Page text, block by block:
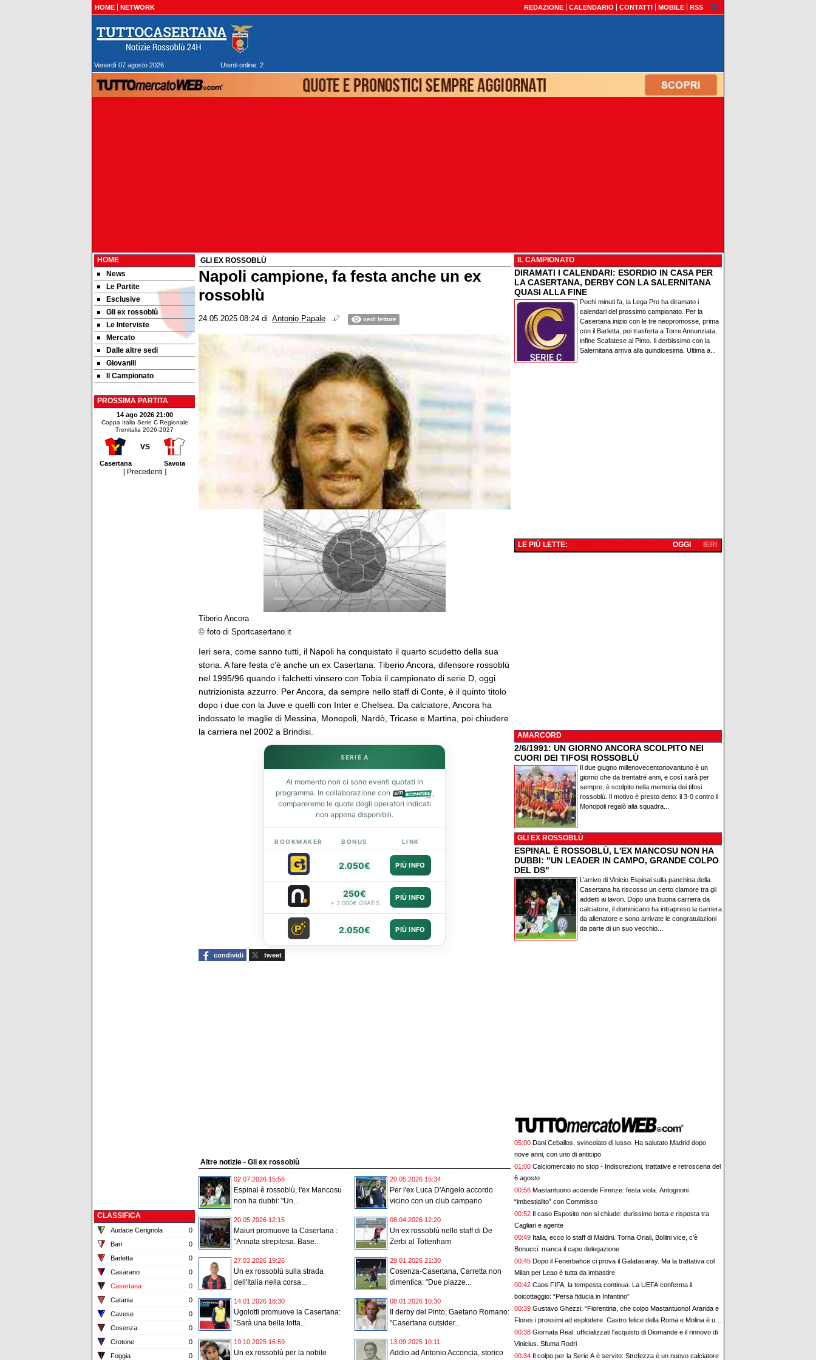
HOME NETWORK REDAZIONE CALENDARIO CONTATTI MOBILE RSS
Venerdì 07 agosto 2026 Utenti online: 2
HOME
News
Le Partite
Esclusive
Gli ex rossoblù
Le Interviste
Mercato
Dalle altre sedi
Giovanili
Il Campionato
PROSSIMA PARTITA
14 ago 2026 21:00
Coppa Italia Serie C Regionale
Trenitalia 2026-2027
VS
Casertana Savoia
[ Precedenti ]
CLASSIFICA
Audace Cerignola
0
Bari
0
Barletta
0
Casarano
0
Casertana
0
Catania
0
Cavese
0
Cosenza
0
Crotone
0
Foggia
0
GLI EX ROSSOBLÙ
Napoli campione, fa festa anche un ex
rossoblù
24.05.2025 08:24 di Antonio Papale vedi letture
Tiberio Ancora
© foto di Sportcasertano.it
Ieri sera, come sanno tutti, il Napoli ha conquistato il quarto scudetto della sua
storia. A fare festa c'è anche un ex Casertana: Tiberio Ancora, difensore rossoblù
nel 1995/96 quando i falchetti vinsero con Tobia il campionato di serie D, oggi
nutrizionista azzurro. Per Ancora, da sempre nello staff di Conte, è il quinto titolo
dopo i due con la Juve e quelli con Inter e Chelsea. Da calciatore, Ancora ha
indossato le maglie di Messina, Monopoli, Nardò, Tricase e Martina, poi chiudere
la carriera nel 2002 a Brindisi.
SERIE A
Al momento non ci sono eventi quotati in
programma. In collaborazione con
,
compareremo le quote degli operatori indicati
non appena disponibili.
BOOKMAKER BONUS LINK
2.050€ PIÙ INFO
250€
+ 2.000€ GRATIS
PIÙ INFO
2.050€ PIÙ INFO
condividi tweet
Altre notizie - Gli ex rossoblù
02.07.2026 15:56
Espinal è rossoblù, l'ex Mancosu
non ha dubbi: "Un...
20.05.2026 15:34
Per l'ex Luca D'Angelo accordo
vicino con un club campano
20.05.2026 12:15
Maiuri promuove la Casertana :
"Annata strepitosa. Base...
08.04.2026 12:20
Un ex rossoblù nello staff di De
Zerbi al Tottenham
27.03.2026 19:26
Un ex rossoblù sulla strada
dell'Italia nella corsa...
29.01.2026 21:30
Cosenza-Casertana, Carretta non
dimentica: "Due piazze...
14.01.2026 18:30
Ugolotti promuove la Casertana:
"Sarà una bella lotta...
08.01.2026 10:30
Il derby del Pinto, Gaetano Romano:
"Casertana outsider...
19.10.2025 16:59
Un ex rossoblù per la nobile
13.09.2025 10:11
Addio ad Antonio Acconcia, storico
IL CAMPIONATO
DIRAMATI I CALENDARI: ESORDIO IN CASA PER
LA CASERTANA, DERBY CON LA SALERNITANA
QUASI ALLA FINE
Pochi minuti fa, la Lega Pro ha diramato i
calendari del prossimo campionato. Per la
Casertana inizio con le tre neopromosse, prima
con il Barletta, poi trasferta a Torre Annunziata,
infine Scafatese al Pinto. Il derbissimo con la
Salernitana arriva alla quindicesima. Ultima a...
LE PIÙ LETTE: IERI
OGGI
AMARCORD
2/6/1991: UN GIORNO ANCORA SCOLPITO NEI
CUORI DEI TIFOSI ROSSOBLÙ
Il due giugno millenovecentonovantuno è un
giorno che da trentatré anni, e così sarà per
sempre, è scolpito nella memoria dei tifosi
rossoblù. Il motivo è presto detto: il 3-0 contro il
Monopoli regalò alla squadra...
GLI EX ROSSOBLÙ
ESPINAL È ROSSOBLÙ, L'EX MANCOSU NON HA
DUBBI: "UN LEADER IN CAMPO, GRANDE COLPO
DEL DS"
L’arrivo di Vinicio Espinal sulla panchina della
Casertana ha riscosso un certo clamore tra gli
addetti ai lavori. Dopo una buona carriera da
calciatore, il dominicano ha intrapreso la carriera
da allenatore e sono arrivate le congratulazioni
da parte di un suo vecchio...
05:00 Dani Ceballos, svincolato di lusso. Ha salutato Madrid dopo
nove anni, con uno di anticipo
01:00 Calciomercato no stop - Indiscrezioni, trattative e retroscena del
6 agosto
00:56 Mastantuono accende Firenze: festa viola. Antognoni
“imbestialito” con Commisso
00:52 Il caso Esposito non si chiude: durissimo botta e risposta tra
Cagliari e agente
00:49 Italia, ecco lo staff di Maldini. Torna Oriali, Bollini vice, c’è
Bonucci: manca il capo delegazione
00:45 Dopo il Fenerbahce ci prova il Galatasaray. Ma la trattativa col
Milan per Leao è tutta da imbastire
00:42 Caos FIFA, la tempesta continua. La UEFA conferma il
boicottaggio: “Persa fiducia in Infantino”
00:39 Gustavo Ghezzi: “Fiorentina, che colpo Mastantuono! Aranda e
Flores i prossimi ad esplodere. Castro felice della Roma e Molina è un
bel colpo”
00:38 Giornata Real: ufficializzati l'acquisto di Diomande e il rinnovo di
Vinicius. Sfuma Rodri
00:34 Il colpo per la Serie A è servito: Strefezza è un nuovo calciatore